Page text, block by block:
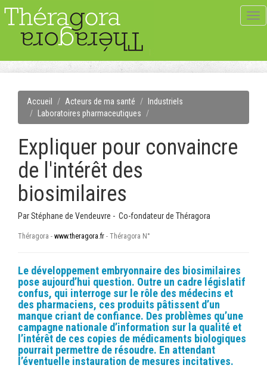
Accueil Acteurs de ma santé
Industriels
Laboratoires pharmaceutiques
Expliquer pour convaincre
de l'intérêt des
biosimilaires
ParStéphane de Vendeuvre - Co-fondateur de Théragora
Théragora - www.theragora.fr - Théragora N°
Le développement embryonnaire des biosimilaires
pose aujourd’hui question. Outre un cadre législatif
confus, qui interroge sur le rôle des médecins et
des pharmaciens, ces produits pâtissent d’un
manque criant de confiance. Des problèmes qu’une
campagne nationale d’information sur la qualité et
l’intérêt de ces copies de médicaments biologiques
pourrait permettre de résoudre. En attendant
l’éventuelle instauration de mesures incitatives.